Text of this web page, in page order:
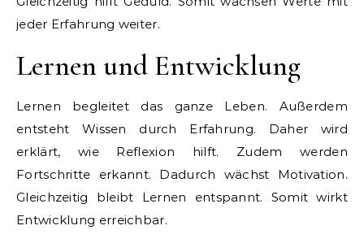
jeder Erfahrung weiter.
Lernen und Entwicklung
Lernen begleitet das ganze Leben. Außerdem
entsteht Wissen durch Erfahrung. Daher wird
erklärt, wie Reflexion hilft. Zudem werden
Fortschritte erkannt. Dadurch wächst Motivation.
Gleichzeitig bleibt Lernen entspannt. Somit wirkt
Entwicklung erreichbar.